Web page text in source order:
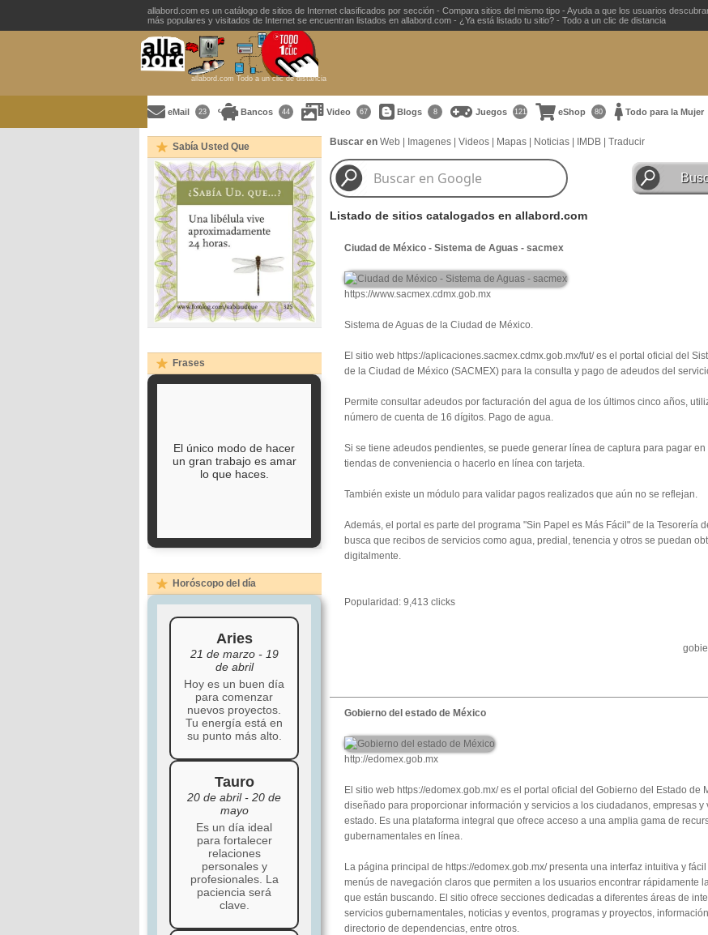
allabord.com es un catálogo de sitios de Internet clasificados por sección - Compara sitios del mismo tipo - Ayuda a que los usuarios
más populares y visitados de Internet se encuentran listados en allabord.com - ¿Ya está listado tu sitio? - Todo a un clic de distancia
allabord.com Todo a un clic de distancia
eMail 23 Bancos 44 Video 67 Blogs 8 Juegos 121 eShop 80 Todo para la Mujer
Buscar en Web Imagenes Videos Mapas Noticias IMDB Traducir
Listado de sitios catalogados en allabord.com
Ciudad de México - Sistema de Aguas - sacmex
https://www.sacmex.cdmx.gob.mx
Sistema de Aguas de la Ciudad de México.
El sitio web https://aplicaciones.sacmex.cdmx.gob.mx/fut/ es el portal oficial del
de la Ciudad de México (SACMEX) para la consulta y pago de adeudos del
Permite consultar adeudos por facturación del agua de los últimos cinco años,
número de cuenta de 16 dígitos. Pago de agua.
Si se tiene adeudos pendientes, se puede generar línea de captura para pagar en
tiendas de conveniencia o hacerlo en línea con tarjeta.
También existe un módulo para validar pagos realizados que aún no se reflejan.
Además, el portal es parte del programa "Sin Papel es Más Fácil" de la Tesorería
busca que recibos de servicios como agua, predial, tenencia y otros se puedan
digitalmente.
Popularidad: 9,413 clicks
Gobierno del estado de México
http://edomex.gob.mx
El sitio web https://edomex.gob.mx/ es el portal oficial del Gobierno del Estado de
diseñado para proporcionar información y servicios a los ciudadanos, empresas y
estado. Es una plataforma integral que ofrece acceso a una amplia gama de
gubernamentales en línea.
La página principal de https://edomex.gob.mx/ presenta una interfaz intuitiva y fácil
menús de navegación claros que permiten a los usuarios encontrar rápidamente
que están buscando. El sitio ofrece secciones dedicadas a diferentes áreas de
servicios gubernamentales, noticias y eventos, programas y proyectos,
directorio de dependencias, entre otros.
Sabía Usted Que
Frases
El único modo de hacer
un gran trabajo es amar
lo que haces.
Horóscopo del día
Aries
21 de marzo - 19
de abril
Hoy es un buen día
para comenzar
nuevos proyectos.
Tu energía está en
su punto más alto.
Tauro
20 de abril - 20 de
mayo
Es un día ideal
para fortalecer
relaciones
personales y
profesionales. La
paciencia será
clave.